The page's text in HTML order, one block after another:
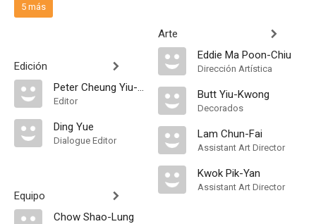
5 más
Edición
Peter Cheung Yiu-Chung
Editor
Ding Yue
Dialogue Editor
Equipo
Chow Shao-Lung
Arte
Eddie Ma Poon-Chiu
Dirección Artística
Butt Yiu-Kwong
Decorados
Lam Chun-Fai
Assistant Art Director
Kwok Pik-Yan
Assistant Art Director